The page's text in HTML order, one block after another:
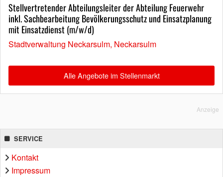
Stellvertretender Abteilungsleiter der Abteilung Feuerwehr
inkl. Sachbearbeitung Bevölkerungsschutz und Einsatzplanung
mit Einsatzdienst (m/w/d)
Stadtverwaltung Neckarsulm, Neckarsulm
Alle Angebote im Stellenmarkt
Anzeige
SERVICE
Kontakt
Impressum